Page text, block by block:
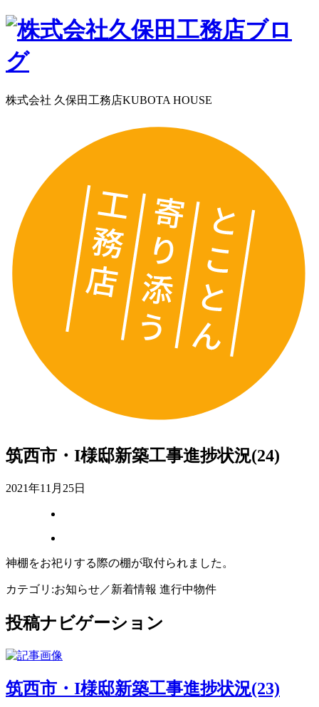
株式会社 久保田工務店KUBOTA HOUSE
筑西市・I様邸新築工事進捗状況(24)
2021年11月25日
神棚をお祀りする際の棚が取付られました。
カテゴリ:お知らせ／新着情報 進行中物件
投稿ナビゲーション
筑西市・I様邸新築工事進捗状況(23)